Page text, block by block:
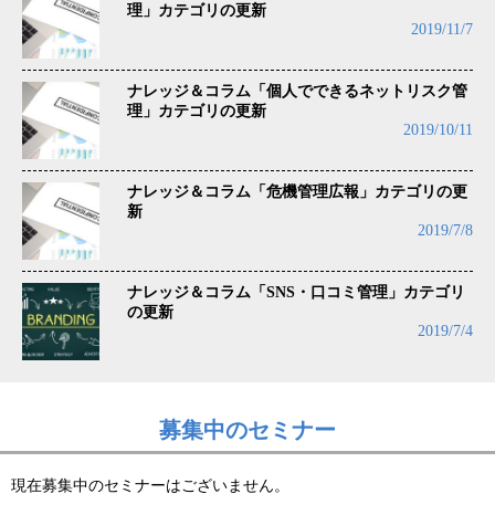
理」カテゴリの更新
2019/11/7
ナレッジ＆コラム「個人でできるネットリスク管
理」カテゴリの更新
2019/10/11
ナレッジ＆コラム「危機管理広報」カテゴリの更
新
2019/7/8
ナレッジ＆コラム「SNS・口コミ管理」カテゴリ
の更新
2019/7/4
募集中のセミナー
現在募集中のセミナーはございません。